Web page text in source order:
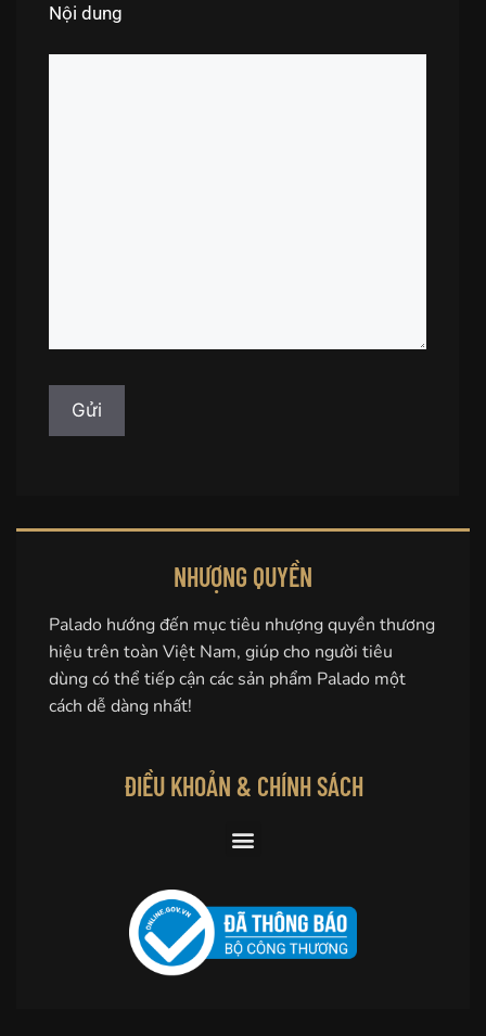
Nội dung
NHƯỢNG QUYỀN
Palado hướng đến mục tiêu nhượng quyền thương
hiệu trên toàn Việt Nam, giúp cho người tiêu
dùng có thể tiếp cận các sản phẩm Palado một
cách dễ dàng nhất!
ĐIỀU KHOẢN & CHÍNH SÁCH